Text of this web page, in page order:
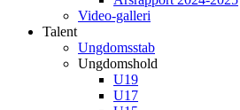
Video-galleri
Talent
Ungdomsstab
Ungdomshold
U19
U17